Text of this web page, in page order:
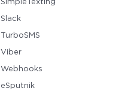
SimpleTexting
Slack
TurboSMS
Viber
Webhooks
eSputnik